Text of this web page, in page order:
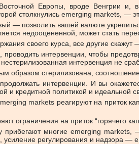
Европы, вроде Венгрии и, в
столкнулись emerging markets, —
— позволить вашей валюте
недооцененной, может стать
своего курса, все другие
интервенции, чтобы
интервенция не
образом стерилизована,
интервенции. И вы
и кредитной политикой и идеальной
markets реагируют на приток
ограничения на приток “горячего
прибегают многие emerging
усиление регулирования и надзора —